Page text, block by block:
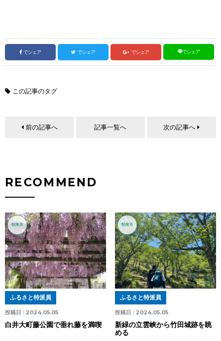
でシェア でシェア でシェア でシェア
この記事のタグ
前の記事へ 記事一覧へ 次の記事へ
RECOMMEND
朝来市
投稿日 : 2024.05.05
ふるさと特派員
白井大町藤公園で垂れ藤を満喫
朝来市
投稿日 : 2024.05.05
ふるさと特派員
新緑の立雲峡から竹田城跡を眺
める